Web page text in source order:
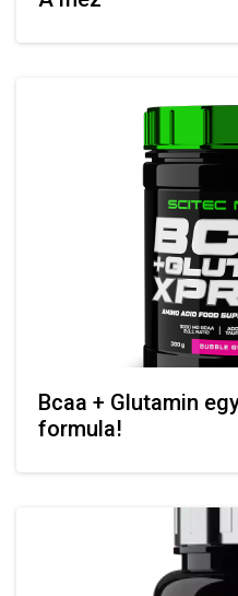
Bcaa + Glutamin
formula!